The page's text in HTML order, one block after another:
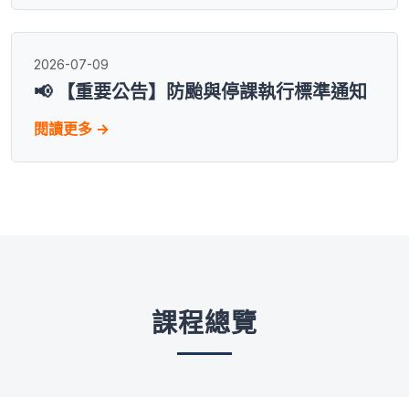
2026-07-09
📢 【重要公告】防颱與停課執行標準通知
閱讀更多 →
課程總覽